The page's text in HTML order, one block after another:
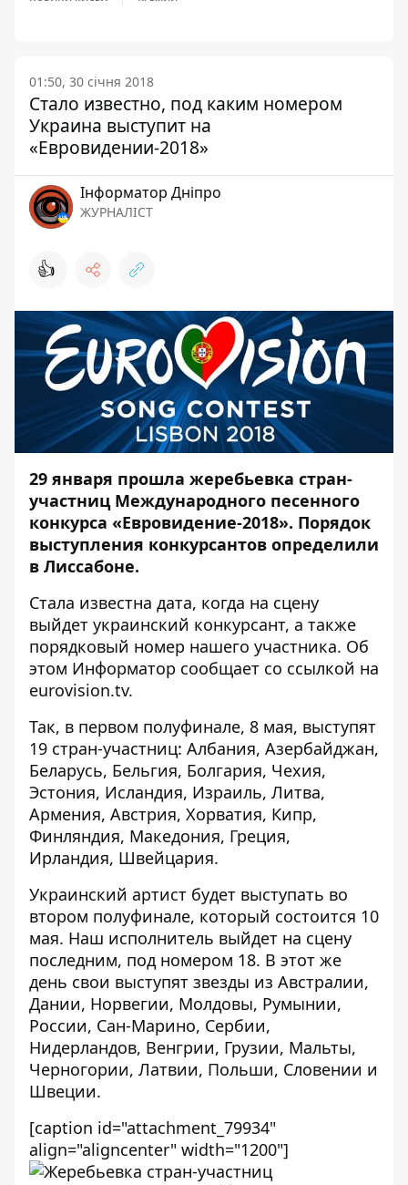
01:50, 30 січня 2018
Стало известно, под каким номером
Украина выступит на
«Евровидении-2018»
Інформатор Дніпро
ЖУРНАЛІСТ
👍
29 января прошла жеребьевка стран-
участниц Международного песенного
конкурса «Евровидение-2018». Порядок
выступления конкурсантов определили
в Лиссабоне.
Стала известна дата, когда на сцену
выйдет украинский конкурсант, а также
порядковый номер нашего участника. Об
этом Информатор сообщает со ссылкой на
eurovision.tv.
Так, в первом полуфинале, 8 мая, выступят
19 стран-участниц: Албания, Азербайджан,
Беларусь, Бельгия, Болгария, Чехия,
Эстония, Исландия, Израиль, Литва,
Армения, Австрия, Хорватия, Кипр,
Финляндия, Македония, Греция,
Ирландия, Швейцария.
Украинский артист будет выступать во
втором полуфинале, который состоится 10
мая. Наш исполнитель выйдет на сцену
последним, под номером 18. В этот же
день свои выступят звезды из Австралии,
Дании, Норвегии, Молдовы, Румынии,
России, Сан-Марино, Сербии,
Нидерландов, Венгрии, Грузии, Мальты,
Черногории, Латвии, Польши, Словении и
Швеции.
[caption id="attachment_79934"
align="aligncenter" width="1200"]